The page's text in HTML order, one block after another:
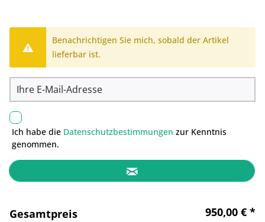
Benachrichtigen Sie mich, sobald der Artikel
lieferbar ist.
Ich habe die Datenschutzbestimmungen zur Kenntnis
genommen.
Gesamtpreis 950,00 € *